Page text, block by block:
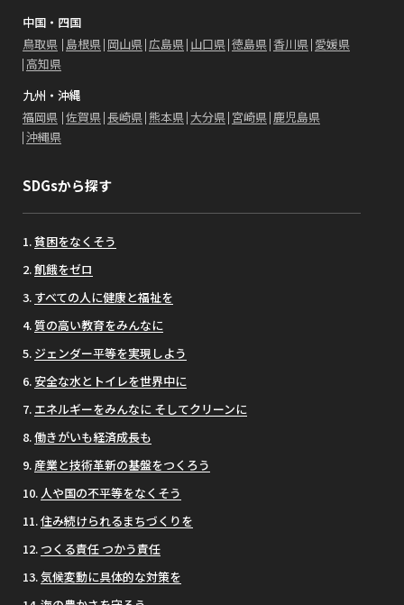
中国・四国
鳥取県 島根県 岡山県 広島県 山口県 徳島県 香川県 愛媛県
高知県
九州・沖縄
福岡県 佐賀県 長崎県 熊本県 大分県 宮崎県 鹿児島県
沖縄県
SDGsから探す
貧困をなくそう
飢餓をゼロ
すべての人に健康と福祉を
質の高い教育をみんなに
ジェンダー平等を実現しよう
安全な水とトイレを世界中に
エネルギーをみんなに そしてクリーンに
働きがいも経済成長も
産業と技術革新の基盤をつくろう
人や国の不平等をなくそう
住み続けられるまちづくりを
つくる責任 つかう責任
気候変動に具体的な対策を